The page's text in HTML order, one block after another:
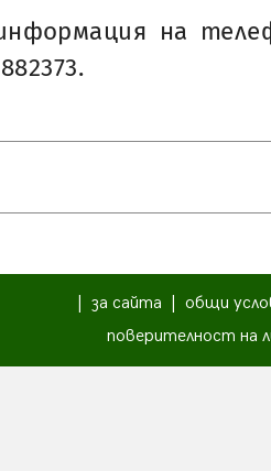
на
за сайта
общи
поверителност на